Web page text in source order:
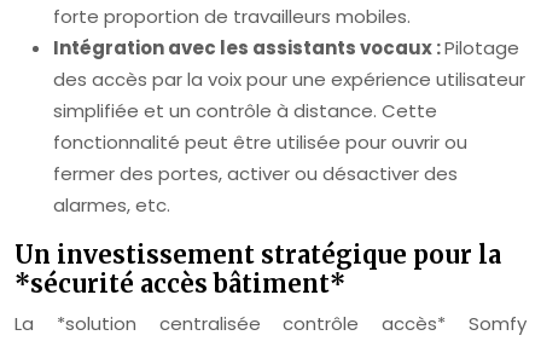
forte proportion de travailleurs mobiles.
Intégration avec les assistants vocaux :Pilotage
des accès par la voix pour une expérience utilisateur
simplifiée et un contrôle à distance. Cette
fonctionnalité peut être utilisée pour ouvrir ou
fermer des portes, activer ou désactiver des
alarmes, etc.
Un investissement stratégique pour la
*sécurité accès bâtiment*
La *solution centralisée contrôle accès* Somfy